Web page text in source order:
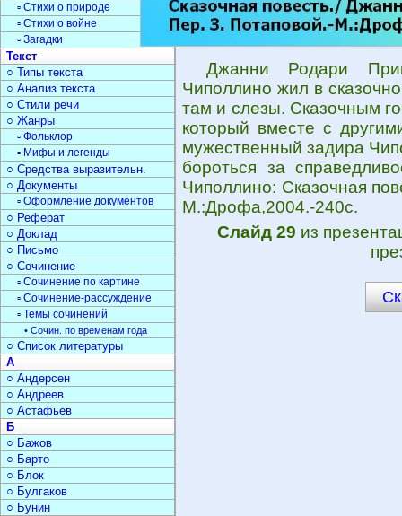
Джанни Родари
Чиполлино жил в
там и слезы. Сказочным
который вместе с
мужественный задира
бороться за
Чиполлино: Сказочная
М.:Дрофа,2004.-240с.
Слайд 29 из
▫ Стихи о природе
▫ Стихи о войне
▫ Загадки
Текст
○ Типы текста
○ Анализ текста
○ Стили речи
○ Жанры
▫ Фольклор
▫ Мифы и легенды
○ Средства выразительн.
○ Документы
▫ Оформление документов
○ Реферат
○ Доклад
○ Письмо
○ Сочинение
▫ Сочинение по картине
▫ Сочинение-рассуждение
▫ Темы сочинений
• Сочин. по временам года
○ Список литературы
А
○ Андерсен
○ Андреев
○ Астафьев
Б
○ Бажов
○ Барто
○ Блок
○ Булгаков
○ Бунин